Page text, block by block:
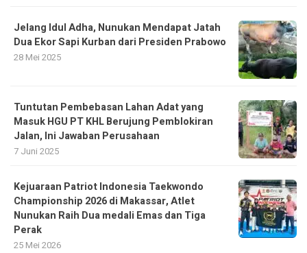
Jelang Idul Adha, Nunukan Mendapat Jatah
Dua Ekor Sapi Kurban dari Presiden Prabowo
28 Mei 2025
Tuntutan Pembebasan Lahan Adat yang
Masuk HGU PT KHL Berujung Pemblokiran
Jalan, Ini Jawaban Perusahaan
7 Juni 2025
Kejuaraan Patriot Indonesia Taekwondo
Championship 2026 di Makassar, Atlet
Nunukan Raih Dua medali Emas dan Tiga
Perak
25 Mei 2026